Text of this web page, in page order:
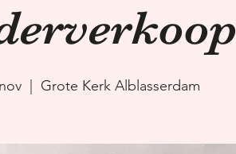
  |
Grote Kerk Alblasserdam